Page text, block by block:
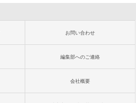
お問い合わせ
編集部へのご連絡
会社概要